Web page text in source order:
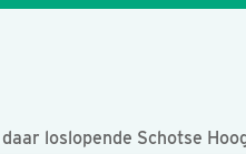
loslopende Schotse